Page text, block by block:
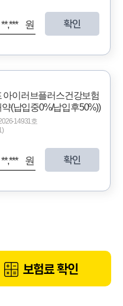
**,*** 원 확인
아이러브플러스건강보험
(납입중0%/납입후50%))
14931호
**,*** 원 확인
보험료 확인